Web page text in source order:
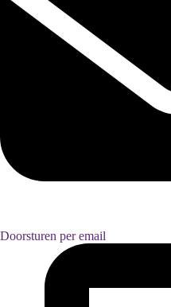
Doorsturen per email